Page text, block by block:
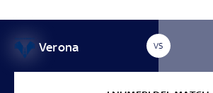
Verona VS